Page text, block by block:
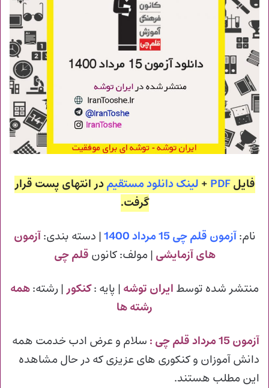
فایلPDF
+ لینک دانلود مستقیمدر انتهای پست قرار
گرفت.
نام:آزمون قلم چی 15 مرداد 1400 | دسته بندی:آزمون
های آزمایشی | مولف: کانون قلم چی
منتشر شده توسط ایران توشه | پایه :کنکور| رشته:همه
رشته ها
آزمون 15 مرداد قلم چی :
سلام و عرض ادب خدمت همه
دانش آموزان و کنکوری های عزیزی که در حال مشاهده
این مطلب هستند.